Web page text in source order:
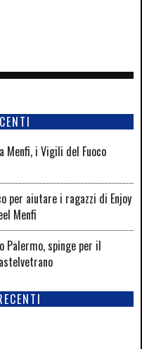
Menfi, i Vigili del Fuoco
per aiutare i ragazzi di Enjoy
Menfi
Palermo, spinge per il